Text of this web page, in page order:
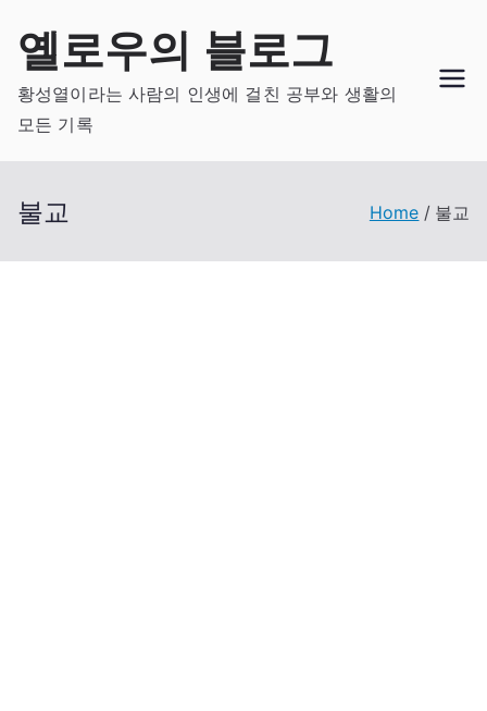
content
옐로우의 블로그
황성열이라는 사람의 인생에 걸친 공부와 생활의
모든 기록
불교 Home 불교